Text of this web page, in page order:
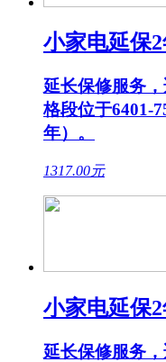
小家电延保2
延长保修服务
格段位于6401-
年）。
1317.00元
小家电延保2
延长保修服务